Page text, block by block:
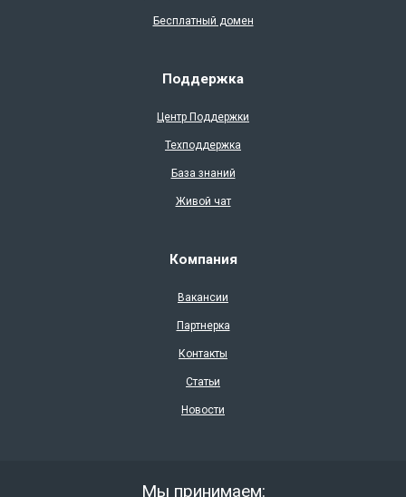
Бесплатный домен
Поддержка
Центр Поддержки
Техподдержка
База знаний
Живой чат
Компания
Вакансии
Партнерка
Контакты
Статьи
Новости
Мы принимаем: